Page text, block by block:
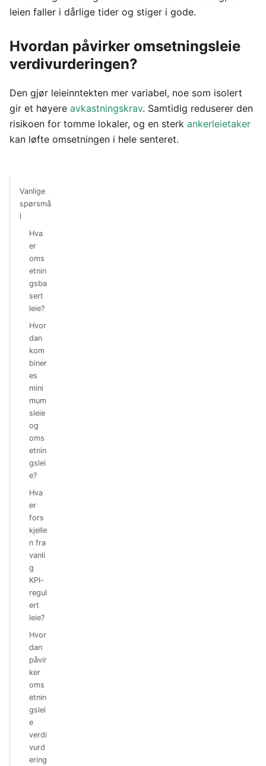
leien faller i dårlige tider og stiger i gode.
Hvordan påvirker omsetningsleie
verdivurderingen?
Den gjør leieinntekten mer variabel, noe som isolert
gir et høyere avkastningskrav. Samtidig reduserer den
risikoen for tomme lokaler, og en sterk ankerleietaker
kan løfte omsetningen i hele senteret.
Vanlige
spørsmå
l
Hva
er
oms
etnin
gsba
sert
leie?
Hvor
dan
kom
biner
es
mini
mum
sleie
og
oms
etnin
gslei
e?
Hva
er
fors
kjelle
n fra
vanli
g
KPI-
regul
ert
leie?
Hvor
dan
påvir
ker
oms
etnin
gslei
e
verdi
vurd
ering